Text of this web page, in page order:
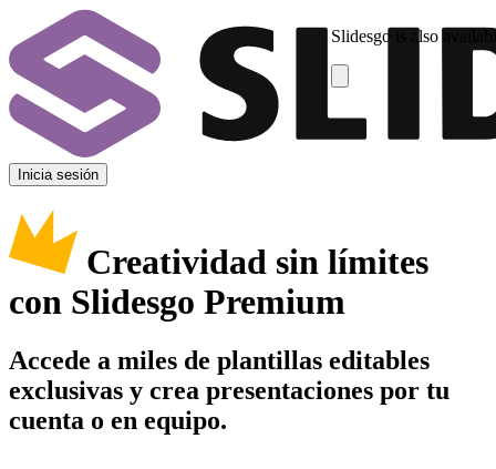
Slidesgo is also
Inicia sesión
Creatividad sin límites
con Slidesgo Premium
Accede a miles de plantillas editables
exclusivas y crea presentaciones por tu
cuenta o en equipo.